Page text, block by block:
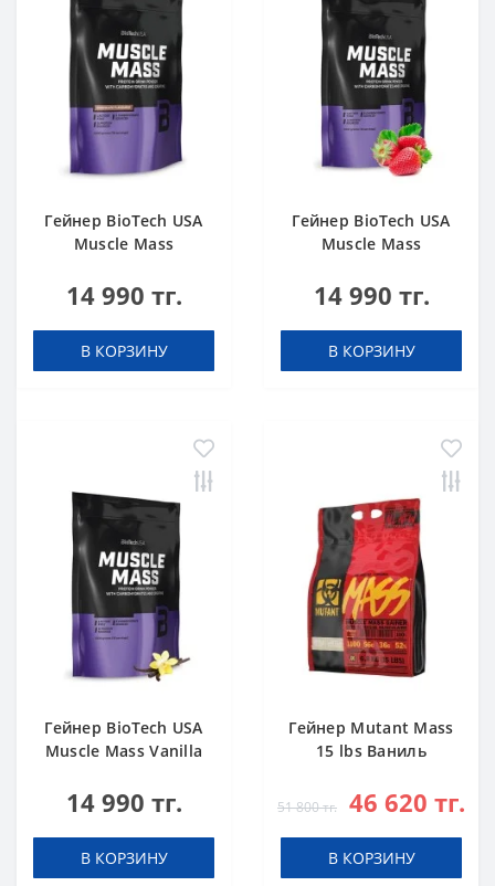
Гейнер BioTech USA
Muscle Mass
14 990 тг.
В КОРЗИНУ
Гейнер BioTech USA
Muscle Mass
14 990 тг.
В КОРЗИНУ
Гейнер BioTech USA
Muscle Mass Vanilla
14 990 тг.
В КОРЗИНУ
Гейнер Mutant Mass
15 lbs Ваниль
51 800 тг. 46 620 тг.
В КОРЗИНУ